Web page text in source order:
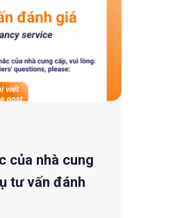
của nhà cung
tư vấn đánh